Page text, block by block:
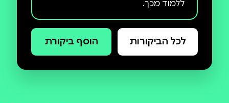
ללמוד מכך.
לכל הביקורות הוסף ביקורת